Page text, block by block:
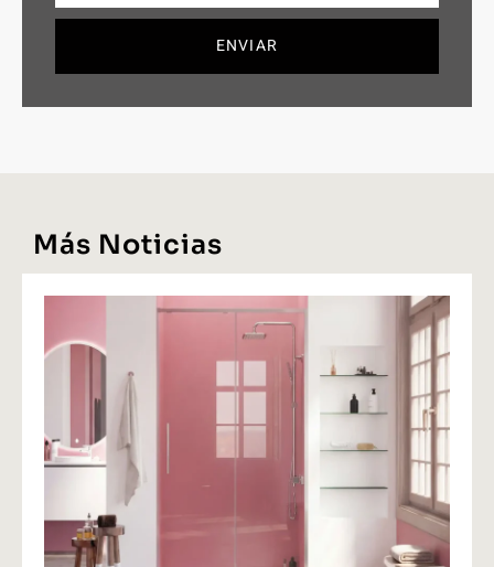
ENVIAR
Más Noticias